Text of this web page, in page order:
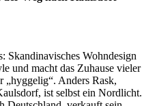
Skandinavisches Wohndesign
und macht das Zuhause vieler
„hyggelig“. Anders Rask,
ist selbst ein Nordlicht.